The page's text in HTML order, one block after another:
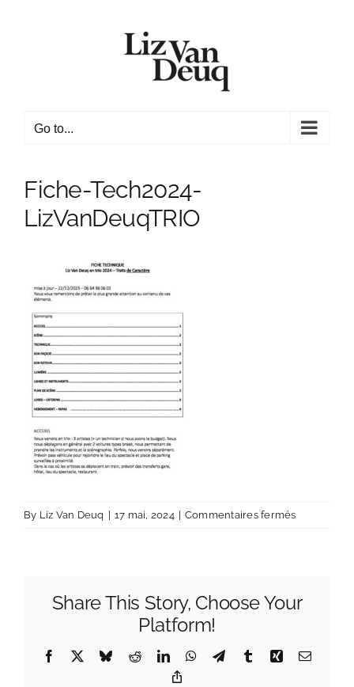
Go to...
Fiche-Tech2024-
LizVanDeuqTRIO
By Liz Van Deuq 17 mai, 2024 Commentaires ferméssur
Share This Story, Choose Your
Platform!
Facebook BlueskyRedditLinkedInWhatsApp
TelegramTumblrXing Email